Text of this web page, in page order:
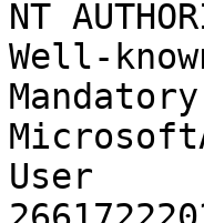
NT
Well-
User